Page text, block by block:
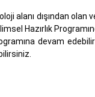
alanı dışından olan
Hazırlık
devam